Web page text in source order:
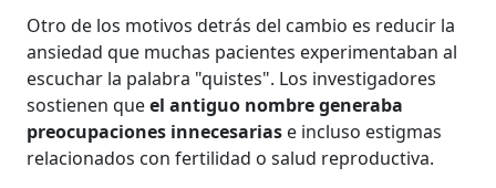
Otro de los motivos detrás del cambio es reducir la
ansiedad que muchas pacientes experimentaban al
escuchar la palabra "quistes". Los investigadores
sostienen queel antiguo nombre generaba
preocupaciones innecesarias e incluso estigmas
relacionados con fertilidad o salud reproductiva.